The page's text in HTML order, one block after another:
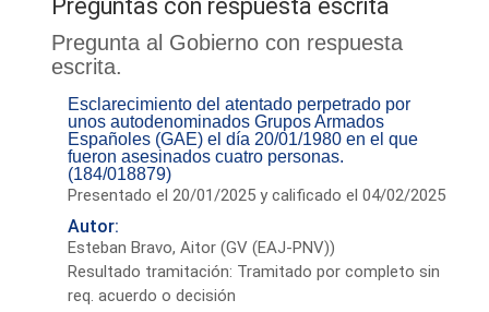
Preguntas con respuesta escrita
Pregunta al Gobierno con respuesta
escrita.
Esclarecimiento del atentado perpetrado por
unos autodenominados Grupos Armados
Españoles (GAE) el día 20/01/1980 en el que
fueron asesinados cuatro personas.
(184/018879)
Presentado el 20/01/2025 y calificado el 04/02/2025
Autor:
Esteban Bravo, Aitor (GV (EAJ-PNV))
Resultado tramitación: Tramitado por completo sin
req. acuerdo o decisión